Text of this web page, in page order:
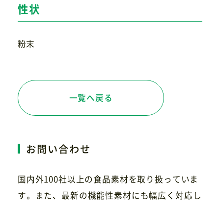
性状
粉末
一覧へ戻る
お問い合わせ
国内外100社以上の食品素材を取り扱っていま
す。また、最新の機能性素材にも幅広く対応し